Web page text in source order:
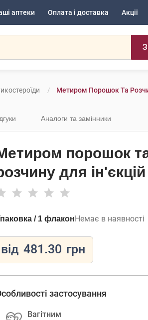
аптеки Оплата і доставка Акції
Метиром Порошок Та
Аналоги та замінники
порошок
для
/ 1 флаконНемає в наявності
від 481.30 грн
застосування
Вагітним